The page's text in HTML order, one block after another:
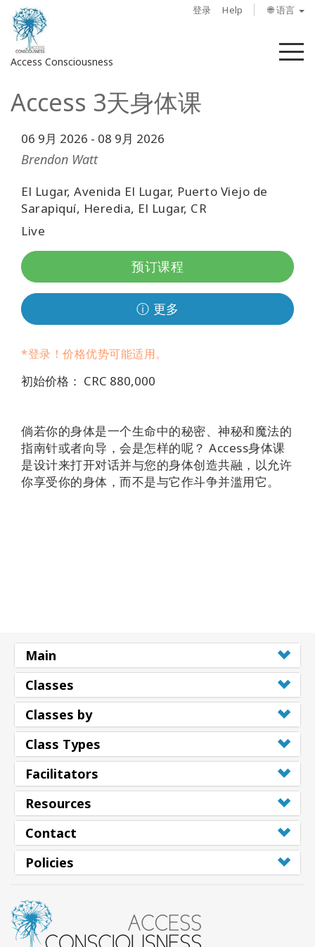
登录 Help 🌐 语言
Access Consciousness
菜
登
您
的
帐
户
于
Access
Bars
Regions
课
导
师
Shop
搜
Access 3天身体课
06 9月 2026 - 08 9月 2026
Brendon Watt
El Lugar, Avenida El Lugar, Puerto Viejo de
Sarapiquí, Heredia, El Lugar, CR
Live
预订课程
ⓘ 更多
*登录！价格优势可能适用。
初始价格： CRC 880,000
倘若你的身体是一个生命中的秘密、神秘和魔法的
指南针或者向导，会是怎样的呢？ Access身体课
是设计来打开对话并与您的身体创造共融，以允许
你享受你的身体，而不是与它作斗争并滥用它。
Main
Classes
Classes by
Class Types
Facilitators
Resources
Contact
Policies